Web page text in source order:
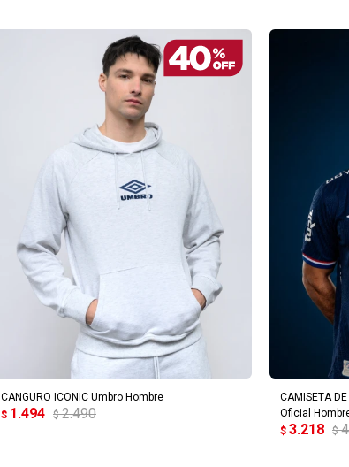
CANGURO ICONIC Umbro Hombre
$ 1.494 $ 2.490
AGREGAR AL CARRITO
CAMISETA
Oficial
$ 3.218 $